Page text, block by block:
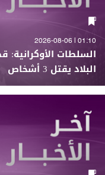
01:10 | 2026-08-06
السلطات
البلاد يقتل 3 أشخاص